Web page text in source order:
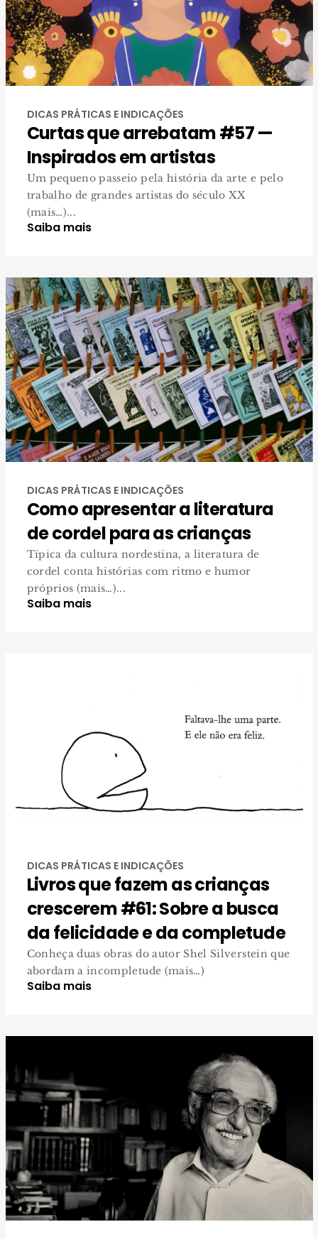
DICAS PRÁTICAS E INDICAÇÕES
Curtas que arrebatam #57 —
Inspirados em artistas
Um pequeno passeio pela história da arte e pelo
trabalho de grandes artistas do século XX
(mais…)...
Saiba mais
DICAS PRÁTICAS E INDICAÇÕES
Como apresentar a literatura
de cordel para as crianças
Típica da cultura nordestina, a literatura de
cordel conta histórias com ritmo e humor
próprios (mais…)...
Saiba mais
DICAS PRÁTICAS E INDICAÇÕES
Livros que fazem as crianças
crescerem #61: Sobre a busca
da felicidade e da completude
Conheça duas obras do autor Shel Silverstein que
abordam a incompletude (mais…)
Saiba mais